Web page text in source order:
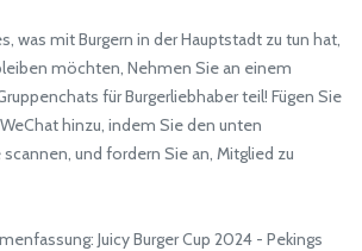
was mit Burgern in der Hauptstadt zu tun hat,
möchten, Nehmen Sie an einem
für Burgerliebhaber teil! Fügen Sie
hinzu, indem Sie den unten
und fordern Sie an, Mitglied zu
Juicy Burger Cup 2024 - Pekings